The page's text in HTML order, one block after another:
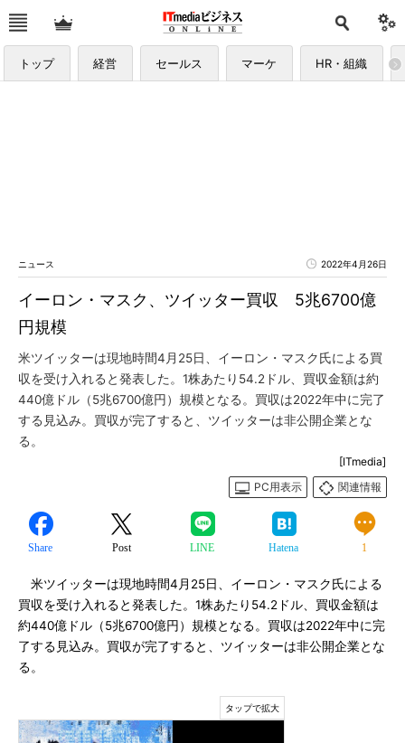
トップ 経営 セールス マーケ HR・組織
ニュース 2022年4月26日
イーロン・マスク、ツイッター買収 5兆6700億
円規模
米ツイッターは現地時間4月25日、イーロン・マスク氏による買
収を受け入れると発表した。1株あたり54.2ドル、買収金額は約
440億ドル（5兆6700億円）規模となる。買収は2022年中に完了
する見込み。買収が完了すると、ツイッターは非公開企業とな
る。
[ITmedia]
PC用表示
関連情報
Share Post LINE Hatena 1
米ツイッターは現地時間4月25日、イーロン・マスク氏による
買収を受け入れると発表した。1株あたり54.2ドル、買収金額は
約440億ドル（5兆6700億円）規模となる。買収は2022年中に完
了する見込み。買収が完了すると、ツイッターは非公開企業とな
る。